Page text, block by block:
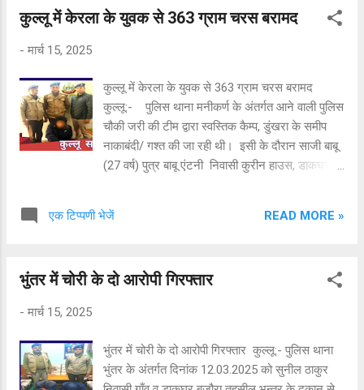
कुल्लू में केरला के युवक से 363 ग्राम चरस बरामद
- मार्च 15, 2025
कुल्लू में केरला के युवक से 363 ग्राम चरस बरामद
कुल्लू:- पुलिस थाना मनीकर्ण के अंतर्गत आने वाली पुलिस
चौकी जरी की टीम द्वारा स्वस्तिक कैम्प, डुंखरा के समीप
नाकाबंदी/ गश्त की जा रही थी। इसी के दौरान साजी बाबू
(27 वर्ष) पुत्र बाबू एंटनी निवासी कुरीन हाउस, डाकघर
विरुद्ध पुलिस थाना मनीकर्ण में धारा 20 मादक पदार्थ
का पता लगाया जा रहा है। अभियोग में आगामी अन्वेषण
एक टिप्पणी भेजें READ MORE »
भुंतर में चोरी के दो आरोपी गिरफ्तार
- मार्च 15, 2025
भुंतर में चोरी के दो आरोपी गिरफ्तार कुल्लू:- पुलिस थाना
भुंतर के अंतर्गत दिनांक 12.03.2025 को सुनील ठाकुर